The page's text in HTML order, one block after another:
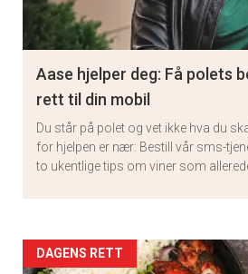
Aase hjelper deg: Få polets
rett til din mobil
Du står på polet og vet ikke hva du
for hjelpen er nær: Bestill vår sms-
to ukentlige tips om viner som
Artikler
DAGENS RETT